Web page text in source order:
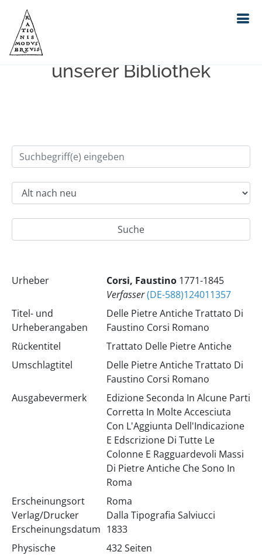
Einfache Suche im Bestand
unserer Bibliothek
Urheber Corsi, Faustino 1771-1845
Verfasser(DE-588)124011357
Titel- und
Urheberangaben
Delle Pietre Antiche Trattato Di
Faustino Corsi Romano
Rückentitel
Trattato Delle Pietre Antiche
Umschlagtitel
Delle Pietre Antiche Trattato Di
Faustino Corsi Romano
Ausgabevermerk
Edizione Seconda In Alcune Parti
Corretta In Molte Accesciuta
Con L'Aggiunta Dell'Indicazione
E Edscrizione Di Tutte Le
Colonne E Ragguardevoli Massi
Di Pietre Antiche Che Sono In
Roma
Erscheinungsort
Verlag/Drucker
Erscheinungsdatum
Roma
Dalla Tipografia Salviucci
1833
Physische
432 Seiten